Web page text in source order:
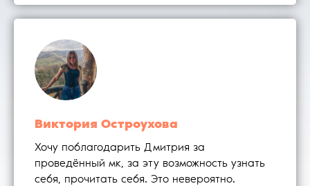
Виктория Остроухова
Хочу поблагодарить Дмитрия за
проведённый мк, за эту возможность узнать
себя, прочитать себя. Это невероятно.